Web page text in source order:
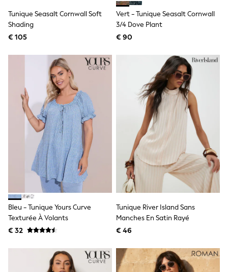
Trainers
Underwear
Pyjamas
Robes
Slippers
Socks
All Accessories
Bags
All Occasionwear
All Partywear
Wedding
Shirts
Trousers
Shoes
Suit Trousers
Waistcoats
Shop All Boys
Shop All boys
Disney
Marvel
Gaming
Harry Potter
Tunique Seasalt Cornwall Soft
Shading
€ 105
Vert - Tunique Seasalt Cornwall
3/4 Dove Plant
€ 90
Bleu - Tunique Yours Curve
Texturée À Volants
€ 32
Tunique River Island Sans
Manches En Satin Rayé
€ 46